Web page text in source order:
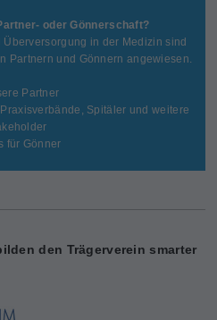
oder Gönnerschaft?
in der Medizin sind
Partnern und Gönnern angewiesen.
Partner
Spitäler und weitere
für Gönner
den Trägerverein smarter